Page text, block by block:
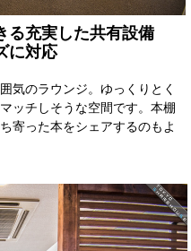
る充実した共有設備
に対応
気のラウンジ。ゆっくりとく
ッチしそうな空間です。本棚
寄った本をシェアするのもよ